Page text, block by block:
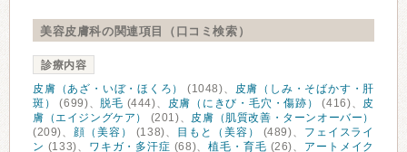
美容皮膚科の関連項目（口コミ検索）
診療内容
皮膚（あざ・いぼ・ほくろ）
(1048)、 皮膚（しみ・そばかす・肝
斑）
(699)、 脱毛 (444)、 皮膚（にきび・毛穴・傷跡） (416)、 皮
膚（エイジングケア）
(201)、 皮膚（肌質改善・ターンオーバー）
(209)、 顔（美容） (138)、 目もと（美容） (489)、 フェイスライ
ン (133)、 ワキガ・多汗症 (68)、植毛・育毛 (26)、 アートメイク